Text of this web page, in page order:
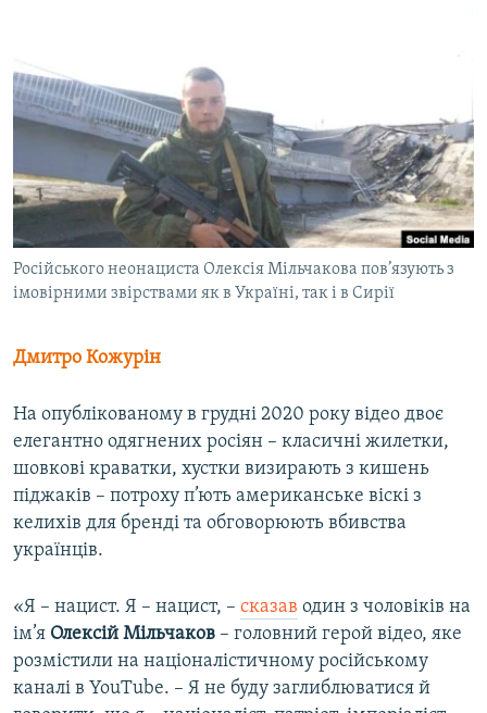
ВІДЕОУРОКИ «ELIFBE»
СВІДЧЕННЯ ОКУПАЦІЇ
УКРАЇНСЬКА ПРОБЛЕМА КРИМУ
ІНФОГРАФІКА
Русский
Qırımtatar
ДОЛУЧАЙСЯ!
Усі сайти RFE/RL
Російського неонациста Олексія Мільчакова пов’язують з
імовірними звірствами як в Україні, так і в Сирії
Дмитро Кожурін
На опублікованому в грудні 2020 року відео двоє
елегантно одягнених росіян – класичні жилетки,
шовкові краватки, хустки визирають з кишень
піджаків – потроху п’ють американське віскі з
келихів для бренді та обговорюють вбивства
українців.
«Я – нацист. Я – нацист, – сказав один з чоловіків на
ім’я Олексій Мільчаков – головний герой відео, яке
розмістили на націоналістичному російському
каналі в YouTube. – Я не буду заглиблюватися й